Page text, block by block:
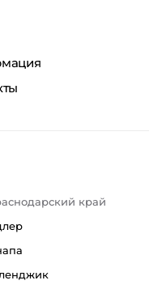
край